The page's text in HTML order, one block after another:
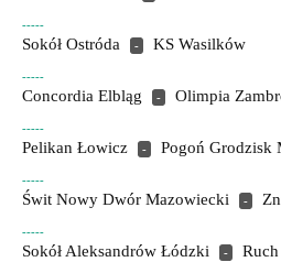
-----
Sokół Ostróda - KS Wasilków
-----
Concordia Elbląg - Olimpia
-----
Pelikan Łowicz - Pogoń Grodzisk
-----
Świt Nowy Dwór Mazowiecki -
-----
Sokół Aleksandrów Łódzki -